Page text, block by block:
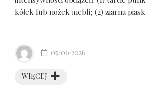
kółek lub nóżek mebli; (2) ziarna
WIĘCEJ
05/06/2026